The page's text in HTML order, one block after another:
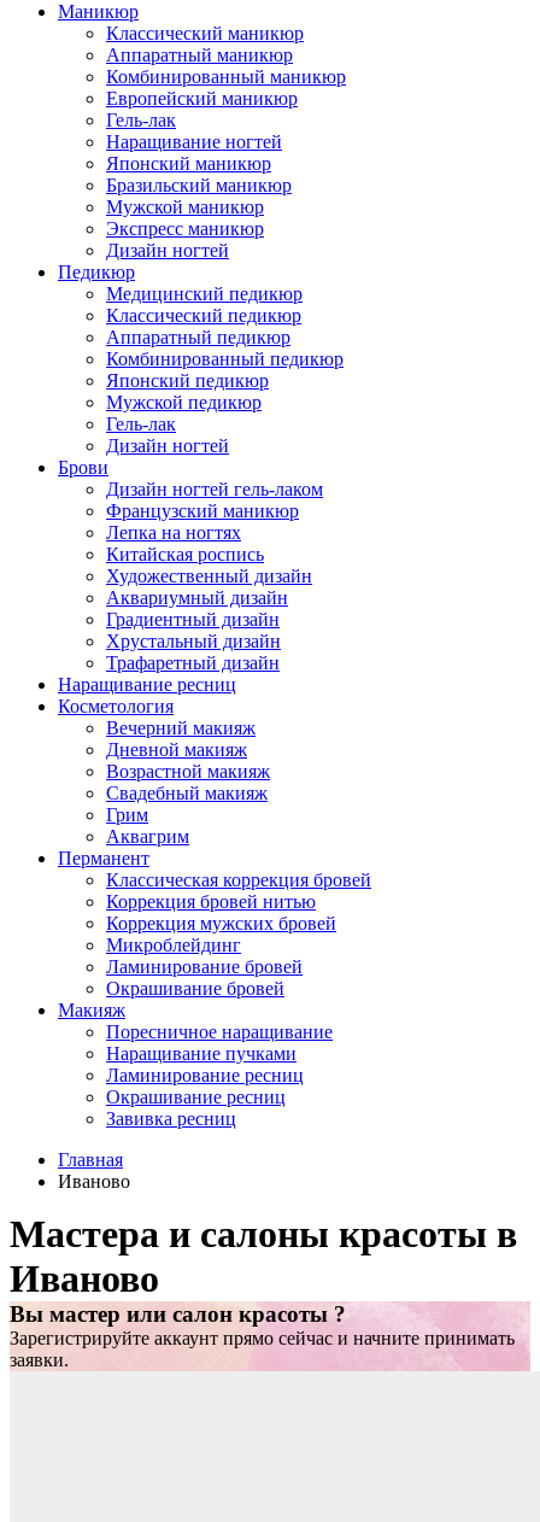
Маникюр
Классический маникюр
Аппаратный маникюр
Комбинированный маникюр
Европейский маникюр
Гель-лак
Наращивание ногтей
Японский маникюр
Бразильский маникюр
Мужской маникюр
Экспресс маникюр
Дизайн ногтей
Педикюр
Медицинский педикюр
Классический педикюр
Аппаратный педикюр
Комбинированный педикюр
Японский педикюр
Мужской педикюр
Гель-лак
Дизайн ногтей
Брови
Дизайн ногтей гель-лаком
Французский маникюр
Лепка на ногтях
Китайская роспись
Художественный дизайн
Аквариумный дизайн
Градиентный дизайн
Хрустальный дизайн
Трафаретный дизайн
Наращивание ресниц
Косметология
Вечерний макияж
Дневной макияж
Возрастной макияж
Свадебный макияж
Грим
Аквагрим
Перманент
Классическая коррекция бровей
Коррекция бровей нитью
Коррекция мужских бровей
Микроблейдинг
Ламинирование бровей
Окрашивание бровей
Макияж
Поресничное наращивание
Наращивание пучками
Ламинирование ресниц
Окрашивание ресниц
Завивка ресниц
Главная
Иваново
Мастера и салоны красоты в
Иваново
Вы мастер или салон красоты ?
Зарегистрируйте аккаунт прямо сейчас и начните принимать
заявки.